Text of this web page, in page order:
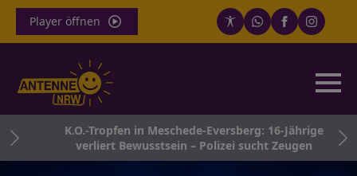
Player öffnen
K.O.-Tropfen in Meschede-Eversberg: 16-Jährige
verliert Bewusstsein – Polizei sucht Zeugen